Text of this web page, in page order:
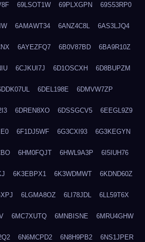
69LSOT1W 69PLXGPN 69S53RP0
6AMAWT34 6ANZ4C8L 6AS3LJQ4
6AYEZFQ7 6B0V87BD 6BA9R10Z
6CJKUI7J 6D1OSCXH 6D8BUPZM
6DEL198E 6DMVW7ZP
6DREN8XO 6DSSGCV5 6EEGL9Z9
6F1DJ5WF 6G3CXI93 6G3KEGYN
6HM0FQJT 6HWL9A3P 6I5IUH76
6K3EBPX1 6K3WDMWT 6KDND60Z
6LGMA8OZ 6LI78JDL 6LL59T6X
6MC7XUTQ 6MNBISNE 6MRU4GHW
6N6MCPD2 6N8H9PB2 6NS1JPER